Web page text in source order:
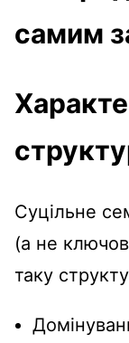
самим
Суцільне
(а не
таку